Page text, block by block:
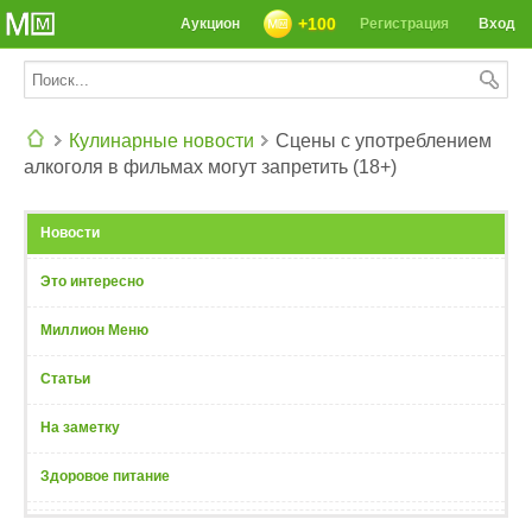
Вход
Регистрация
+100
Аукцион
Кулинарные новости
Сцены с употреблением
алкоголя в фильмах могут запретить (18+)
Новости
Это интересно
Миллион Меню
Статьи
На заметку
Здоровое питание